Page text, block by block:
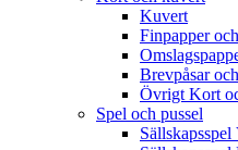
Kuvert
Finpapper
Brevpåsar
Övrigt Kort
Spel och pussel
Sällskapsspel